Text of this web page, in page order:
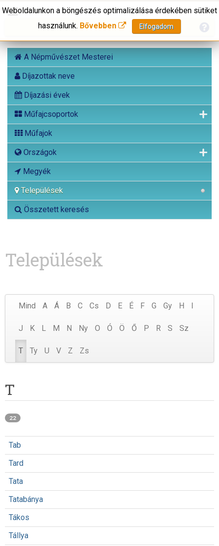
A Népművészet Mesterei
Díjazottak neve
Díjazási évek
Műfajcsoportok
Műfajok
Országok
Megyék
Települések
Összetett keresés
Weboldalunkon a böngészés optimalizálása érdekében sütiket
használunk. Bővebben Elfogadom
Települések
Mind A Á B C Cs D E É F G Gy H
J K L M N Ny O Ó Ö Ő P R S Sz
T Ty U V Z Zs
T
22
Tab
Tard
Tata
Tatabánya
Tákos
Tállya